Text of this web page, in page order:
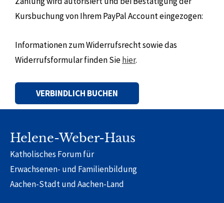
Kursbuchung von Ihrem PayPal Account eingezogen:
Informationen zum Widerrufsrecht sowie das
Widerrufsformular finden Siehier.
Helene-Weber-Haus
Katholisches Forum für
Erwachsenen- und Familienbildung
Aachen-Stadt und Aachen-Land